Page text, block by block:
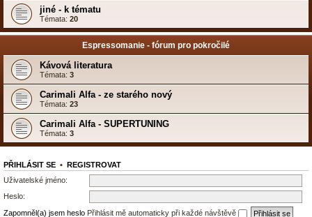
jiné - k tématu
Témata: 20
Espressomanie - fórum pro pokročilé
Kávová literatura
Témata: 3
Carimali Alfa - ze starého nový
Témata: 23
Carimali Alfa - SUPERTUNING
Témata: 3
PŘIHLÁSIT SE • REGISTROVAT
Uživatelské jméno:
Heslo:
Zapomněl(a) jsem heslo Přihlásit mě automaticky při každé návštěvě